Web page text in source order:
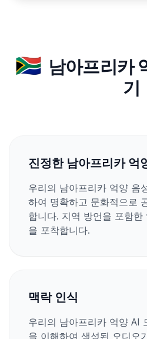
🇿🇦 남아프리카
기
진정한 남아프리카 억
우리의 남아프리카 억양 음
하여 명확하고 문화적으로
합니다. 지역 방언을 포함한
을 포착합니다.
맥락 인식
우리의 남아프리카 억양 AI
을 이해하여 생성된 오디오